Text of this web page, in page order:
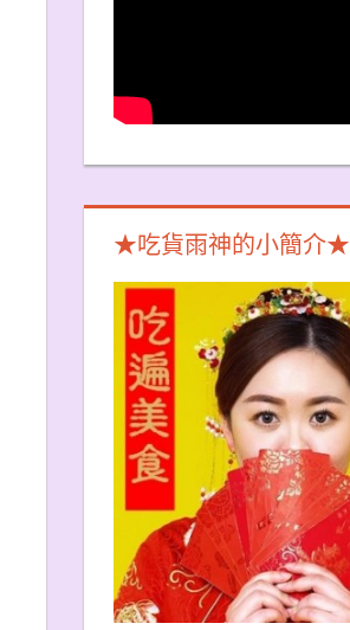
★吃貨雨神的小簡介★